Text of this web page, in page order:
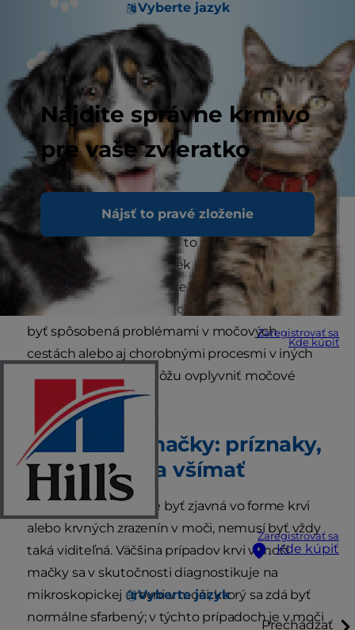
Vyberte jazyk
Nájdite správne krmivo
pre vaše zvieratko
Nájsť to pravé zloženie
Zaregistrovať sa
Kde kúpiť
Zaregistrovať sa
Kde kúpiť
Vyberte jazyk
Prechádzať
Ak ste niekedy videli svoju mačku močiť krv,
viete, aké znepokojujúce to môže byť. Hoci to
nie je niečo, čo by si človek prial vidieť, krv v moči
mačky je v skutočnosti celkom bežná.
Hematuria, vedecký názov pre krv v moči, môže
byť spôsobená problémami v močových
cestách alebo aj chorobnými procesmi v iných
častiach tela, ktoré môžu ovplyvniť močové
cesty alebo obličky.
Krv v moči mačky: príznaky,
ktoré si treba všímať
Hoci hematúria môže byť zjavná vo forme krvi
alebo krvných zrazenín v moči, nemusí byť vždy
taká viditeľná. Väčšina prípadov krvi v moči
mačky sa v skutočnosti diagnostikuje na
mikroskopickej úrovni v moči, ktorý sa zdá byť
normálne sfarbený; v týchto prípadoch je v moči